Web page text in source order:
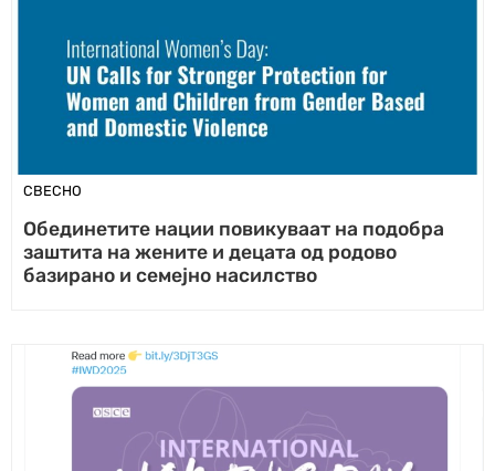
СВЕСНО
Обединетите нации повикуваат на подобра
заштита на жените и децата од родово
базирано и семејно насилство